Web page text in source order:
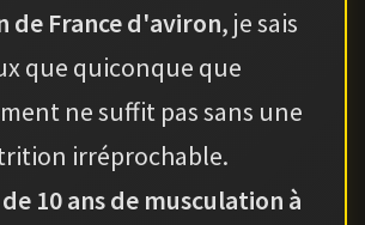
de France d'aviron, je sais
que quiconque que
ne suffit pas sans une
irréprochable.
10 ans de musculation à